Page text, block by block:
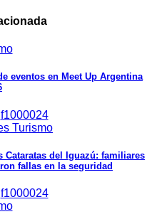
eventos en Meet Up Argentina
f1000024
Turismo
del Iguazú: familiares
fallas en la seguridad
f1000024